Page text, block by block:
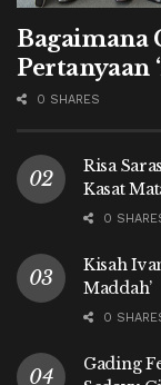
Bagaimana
Pertanyaan
0 SHARES
Risa
Kasat
0
Kisah
Maddah’
0
Gading